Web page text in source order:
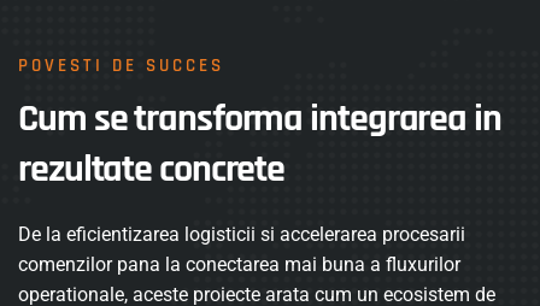
POVESTI DE SUCCES
Cum se transforma integrarea in
rezultate concrete
De la eficientizarea logisticii si accelerarea procesarii
comenzilor pana la conectarea mai buna a fluxurilor
operationale, aceste proiecte arata cum un ecosistem de